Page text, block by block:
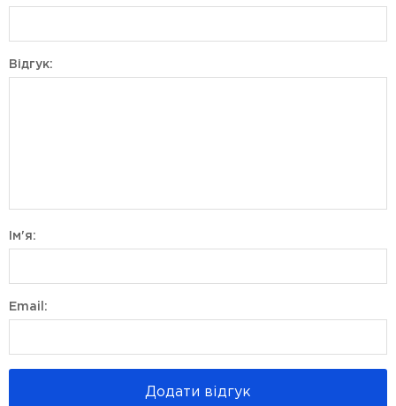
Відгук:
Ім'я:
Email:
Додати відгук